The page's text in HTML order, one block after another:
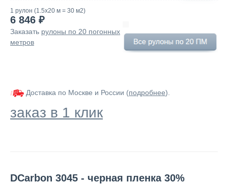
1 рулон (1.5х20 м = 30 м2)
6 846 ₽
Заказать рулоны по 20 погонных
метров
Доставка по Москве и России (подробнее).
заказ в 1 клик
DCarbon 3045 - черная пленка 30%